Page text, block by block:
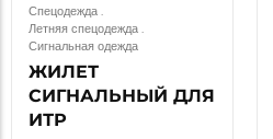
Спецодежда.
Летняя спецодежда.
Сигнальная одежда
ЖИЛЕТ
СИГНАЛЬНЫЙ ДЛЯ
ИТР